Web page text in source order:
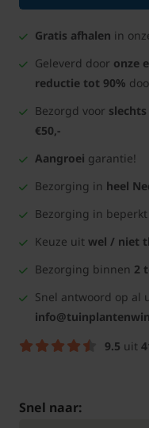
Gratis afhalen in
Geleverd door onze
reductie tot 90%
Bezorgd voor slechts
€50,-
Aangroei garantie!
Bezorging in heel
Bezorging in beperkt
Keuze uit wel / niet
Bezorging binnen 2
Snel antwoord op al
9.5 uit
Snel naar: